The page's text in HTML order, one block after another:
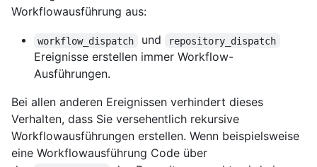
Workflowausführung aus:
workflow_dispatch und repository_dispatch
Ereignisse erstellen immer Workflow-
Ausführungen.
Bei allen anderen Ereignissen verhindert dieses
Verhalten, dass Sie versehentlich rekursive
Workflowausführungen erstellen. Wenn beispielsweise
eine Workflowausführung Code über